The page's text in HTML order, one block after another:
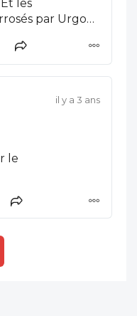
les
par Urgo
de 1,125
il y a 3 ans
le